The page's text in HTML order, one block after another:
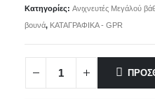
Κατηγορίες: Ανιχνευτές Μεγάλού
βουνά, ΚΑΤΑΓΡΑΦΙΚΑ - GPR